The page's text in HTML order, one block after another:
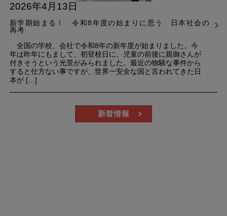
2026年4月13日
新学期始まる！ 令和8年度の始まりに思う 日本社会の
再考
全国の学校、会社で令和8年の新年度が始まりました。今
年は昨年にもまして、初登校日に、児童の前後に親御さんが
付きそうという光景がみられました。最近の物騒な事件から
すると仕方ない事ですが、世界一安全な国と言われてきた日
本が […]
新着情報